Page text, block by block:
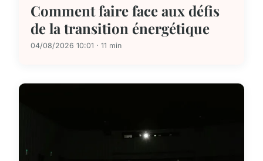
Comment faire face aux défis
de la transition énergétique
04/08/2026 10:01 · 11 min